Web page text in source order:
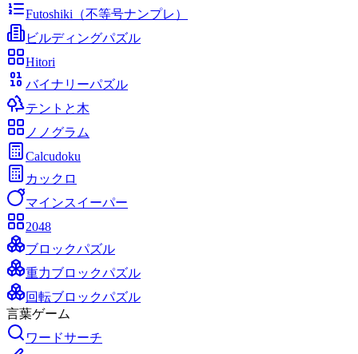
Futoshiki（不等号ナンプレ）
ビルディングパズル
Hitori
バイナリーパズル
テントと木
ノノグラム
Calcudoku
カックロ
マインスイーパー
2048
ブロックパズル
重力ブロックパズル
回転ブロックパズル
言葉ゲーム
ワードサーチ